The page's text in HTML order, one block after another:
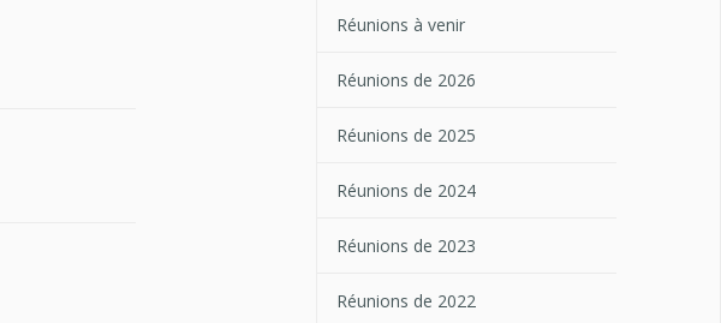
Réunions à venir
Réunions de 2026
Réunions de 2025
Réunions de 2024
Réunions de 2023
Réunions de 2022